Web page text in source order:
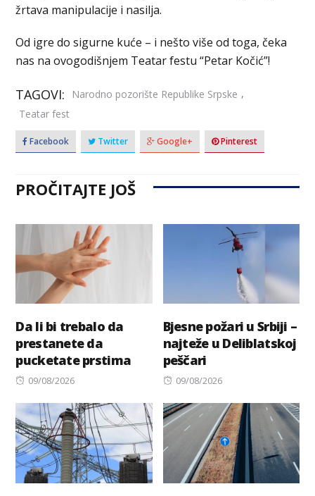
žrtava manipulacije i nasilja.
Od igre do sigurne kuće – i nešto više od toga, čeka
nas na ovogodišnjem Teatar festu “Petar Kočić”!
TAGOVI: Narodno pozorište Republike Srpske ,
Teatar fest
Facebook Twitter Google+ Pinterest
PROČITAJTE JOŠ
Da li bi trebalo da
prestanete da
pucketate prstima
Posted
09/08/2026
Bjesne požari u Srbiji –
najteže u Deliblatskoj
peščari
Posted
09/08/2026